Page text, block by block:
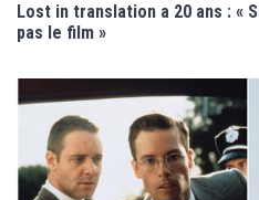
Lost in translation a 20 ans : «
pas le film »